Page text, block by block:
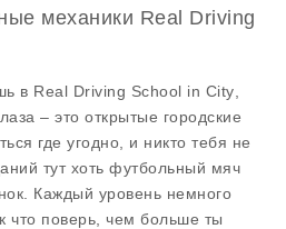
механики Real Driving
в Real Driving School in City
– это открытые городские
где угодно, и никто тебя не
тут хоть футбольный мяч
Каждый уровень немного
что поверь, чем больше ты